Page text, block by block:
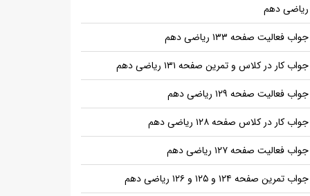
ریاضی دهم
جواب فعالیت صفحه ۱۳۳ ریاضی دهم
جواب کار در کلاس و تمرین صفحه ۱۳۱ ریاضی دهم
جواب فعالیت صفحه ۱۲۹ ریاضی دهم
جواب کار در کلاس صفحه ۱۲۸ ریاضی دهم
جواب فعالیت صفحه ۱۲۷ ریاضی دهم
جواب تمرین صفحه ۱۲۴ و ۱۲۵ و ۱۲۶ ریاضی دهم